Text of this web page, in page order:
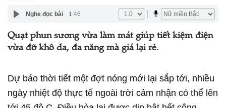
Nghe đọc bài 1:46
Quạt phun sương vừa làm mát giúp tiết kiệm điện
vừa đỡ khô da, đa năng mà giá lại rẻ.
Dự báo thời tiết một đợt nóng mới lại sắp tới, nhiều
ngày nhiệt độ thực tế ngoài trời cảm nhận có thể lên